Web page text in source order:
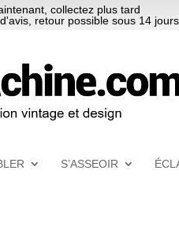
collectez plus tard
retour possible sous 14
S’ASSEOIR